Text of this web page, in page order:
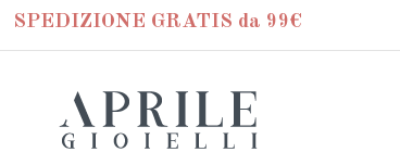
SPEDIZIONE GRATIS da 99€